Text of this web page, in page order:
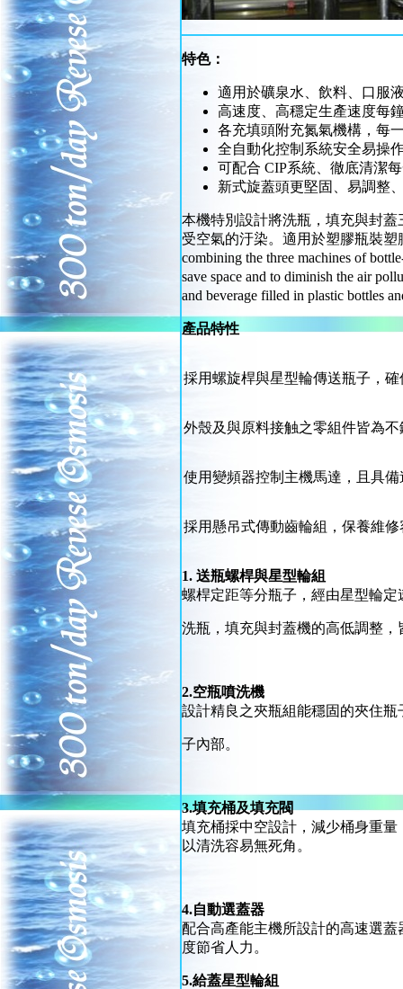
特色：
適用於礦泉水、飲料、口服
高速度、高穩定生產速度每
各充填頭附充氮氣機構，每
全自動化控制系統安全易操
可配合 CIP系統、徹底清潔
新式旋蓋頭更堅固、易調整
本機特別設計將洗瓶，填充與封
受空氣的汙染。適用於塑膠瓶裝塑
combining the three machines of
save space and to diminish the air
and beverage filled in plastic bottles
產品特性
採用螺旋桿與星型輪傳送瓶子，
外殼及與原料接触之零組件皆為
使用變頻器控制主機馬達，且具
採用懸吊式傳動齒輪組，保養維修
1. 送瓶螺桿與星型輪組
螺桿定距等分瓶子，經由星型輪
洗瓶，填充與封蓋機的高低調整
2.空瓶噴洗機
設計精良之夾瓶組能穩固的夾住
子內部。
3.填充桶及填充閥
填充桶採中空設計，減少桶身重
以清洗容易無死角。
4.自動選蓋器
配合高產能主機所設計的高速選
度節省人力。
5.給蓋星型輪組